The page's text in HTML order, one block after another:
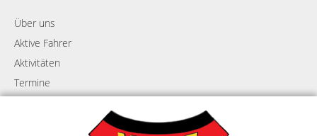
Über uns
Aktive Fahrer
Aktivitäten
Termine